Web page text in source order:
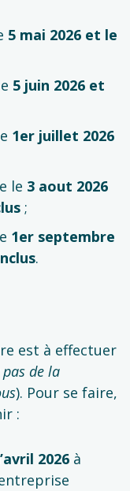
5 mai 2026 et le
5 juin 2026 et
1er juillet 2026
le 3 aout 2026
;
1er septembre
.
est à effectuer
de la
). Pour se faire,
:
2026 à